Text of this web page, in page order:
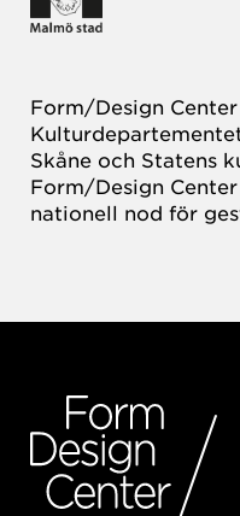
Form/Design
Skåne och Statens
Form/Design
nationell nod för